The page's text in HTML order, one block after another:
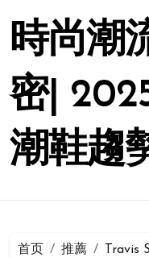
時尚潮
密|
潮鞋趨
首页 推薦 Travis